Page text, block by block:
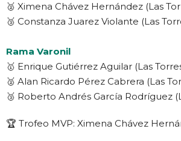
🥈 Ximena Chávez Hernández (Las
🥉 Constanza Juarez Violante (Las
Rama Varonil
🥇 Enrique Gutiérrez Aguilar (Las
🥈 Alan Ricardo Pérez Cabrera (Las
🥉 Roberto Andrés García Rodríguez
🏆 Trofeo MVP: Ximena Chávez